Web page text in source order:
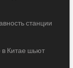
станции
в Китае шьют